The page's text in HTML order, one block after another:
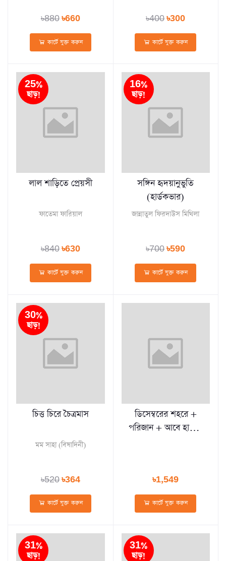
৳880৳660
কার্টে যুক্ত করুন
৳400৳300
কার্টে যুক্ত করুন
25%
ছাড়!
লাল শাড়িতে প্রেয়সী
ফাতেমা ফারিয়াল
৳840৳630
কার্টে যুক্ত করুন
16%
ছাড়!
সঙ্গিন হৃদয়ানুভুতি
(হার্ডকভার)
জান্নাতুল ফিরদাউস মিথিলা
৳700৳590
কার্টে যুক্ত করুন
30%
ছাড়!
চিত্ত চিরে চৈত্রমাস
মম সাহা (বিষাদিনী)
৳520৳364
কার্টে যুক্ত করুন
ডিসেম্বরের শহরে +
পরিজান + আবে হায়াত
৳1,549
কার্টে যুক্ত করুন
31%
ছাড়!
31%
ছাড়!